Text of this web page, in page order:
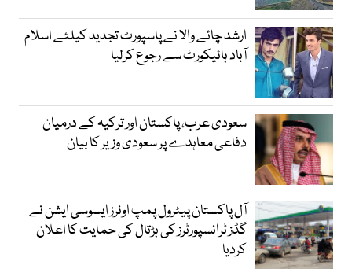
ارشد چائے والا نے پاسپورٹ تجدید کیلئے اسلام
آباد ہائیکورٹ سے رجوع کرلیا
سعودی عرب، پاکستان اور ترکیہ کے درمیان
دفاعی معاہدے پر سعودی وزیر کا بیان
آل پاکستان پیٹرول پمپ اونرز ایسوسی ایشن نے
گڈز ٹرانسپورٹرز کی ہڑتال کی حمایت کا اعلان
کردیا